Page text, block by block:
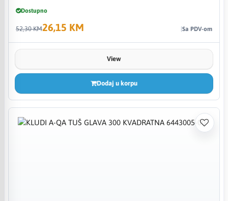
Dostupno
52,30 KM26,15 KM Sa PDV-om
View
Dodaj u korpu